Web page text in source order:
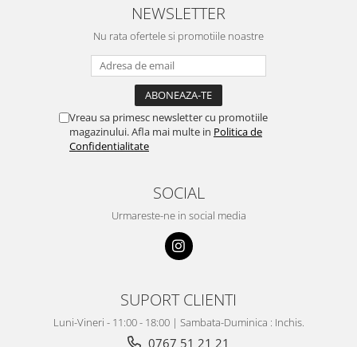
NEWSLETTER
Nu rata ofertele si promotiile noastre
Vreau sa primesc newsletter cu promotiile
magazinului. Afla mai multe in Politica de
Confidentialitate
SOCIAL
Urmareste-ne in social media
SUPORT CLIENTI
Luni-Vineri - 11:00 - 18:00 | Sambata-Duminica : Inchis.
0767 51 21 21